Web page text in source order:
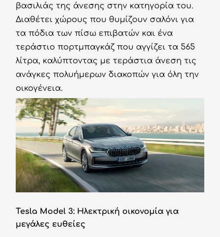
βασιλιάς της άνεσης στην κατηγορία του.
Διαθέτει χώρους που θυμίζουν σαλόνι για
τα πόδια των πίσω επιβατών και ένα
τεράστιο πορτμπαγκάζ που αγγίζει τα 565
λίτρα, καλύπτοντας με τεράστια άνεση τις
ανάγκες πολυήμερων διακοπών για όλη την
οικογένεια.
Tesla Model 3: Ηλεκτρική οικονομία για
μεγάλες ευθείες